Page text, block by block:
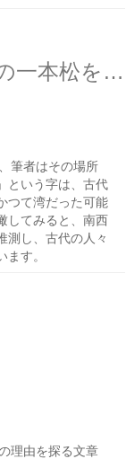
古事記に記載された尾津岬の一本松を想像する
筆者はその場所
という字は、古代
つて湾だった可能
してみると、南西
測し、古代の人々
す。
理由を探る文章